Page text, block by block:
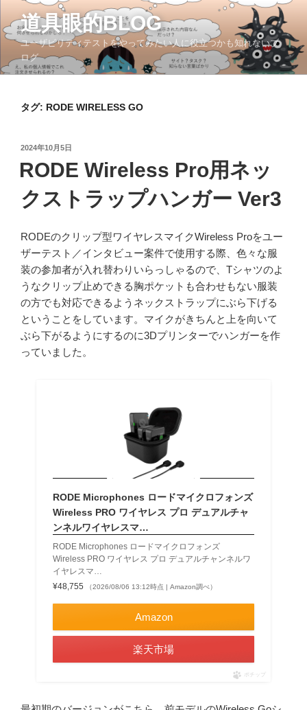
ン
テ
ツ
道具眼的BLOG
ユーザビリティテストをやってみたい人に役立つかも知れないブ
ログ
タグ: RODE WIRELESS GO
投
日:
2024年10月5日
RODE Wireless Pro用ネッ
クストラップハンガー Ver3
RODEのクリップ型ワイヤレスマイクWireless Proをユー
ザーテスト／インタビュー案件で使用する際、色々な服
装の参加者が入れ替わりいらっしゃるので、Tシャツのよ
うなクリップ止めできる胸ポケットも合わせもない服装
の方でも対応できるようネックストラップにぶら下げる
ということをしています。マイクがきちんと上を向いて
ぶら下がるようにするのに3Dプリンターでハンガーを作
っていました。
RODE Microphones ロードマイクロフォンズ
Wireless PRO ワイヤレス プロ デュアルチャ
ンネルワイヤレスマ…
RODE Microphones ロードマイクロフォンズ
Wireless PRO ワイヤレス プロ デュアルチャンネルワ
イヤレスマ…
¥48,755
（2026/08/06 13:12時点 | Amazon調べ）
Amazon
楽天市場
ポチップ